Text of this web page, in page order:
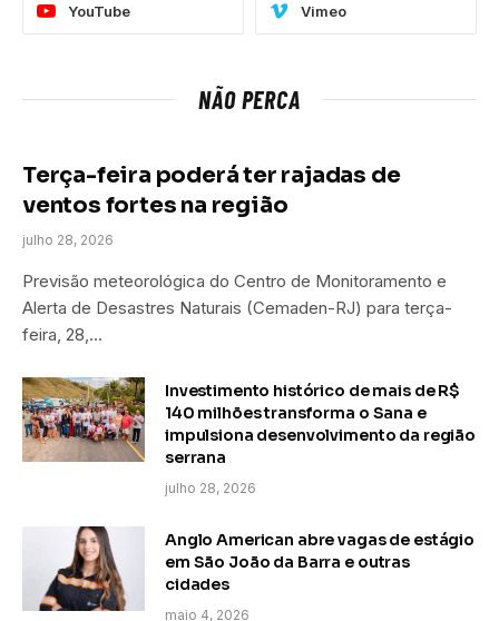
YouTube Vimeo
NÃO PERCA
Terça-feira poderá ter rajadas de
ventos fortes na região
julho 28, 2026
Previsão meteorológica do Centro de Monitoramento e
Alerta de Desastres Naturais (Cemaden-RJ) para terça-
feira, 28,…
Investimento histórico de mais de R$
140 milhões transforma o Sana e
impulsiona desenvolvimento da região
serrana
julho 28, 2026
Anglo American abre vagas de estágio
em São João da Barra e outras
cidades
maio 4, 2026